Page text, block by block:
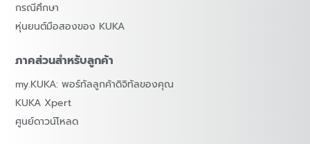
กรณีศึกษา
หุ่นยนต์มือสองของ KUKA
ภาคส่วนสำหรับลูกค้า
my.KUKA: พอร์ทัลลูกค้าดิจิทัลของคุณ
KUKA Xpert
ศูนย์ดาวน์โหลด